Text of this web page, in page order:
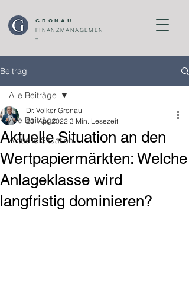
GRONAU
FINANZMANAGEMEN
T
Beitrag
Alle Beiträge
Aktuelle Situation
Alle Beiträge
Aktuelle Situation an den
Wertpapiermärkten: Welche
Anlageklasse wird
langfristig dominieren?
Dr. Volker Gronau
23. Apr. 2022 3 Min. Lesezeit